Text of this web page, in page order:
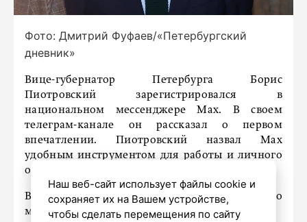
Фото: Дмитрий Фуфаев/«Петербургский
дневник»
Вице-губернатор Петербурга Борис
Пиотровский зарегистрировался в
национальном мессенджере Max. В своем
телеграм-канале он рассказал о первом
впечатлении. Пиотровский назвал Max
удобным инструментом для работы и личного
общения.
В ближайшие месяцы функционал российского
мессенджера расширится.
Наш веб-сайт использует файлы cookie и
сохраняет их на Вашем устройстве,
чтобы сделать перемещения по сайту